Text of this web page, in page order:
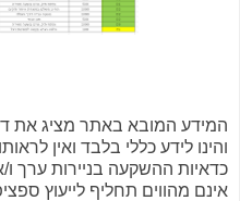
המידע המובא באתר מציג את
והינו לידע כללי בלבד ואין
כדאיות ההשקעה בניירות ערך
אינם מהווים תחליף לייעוץ